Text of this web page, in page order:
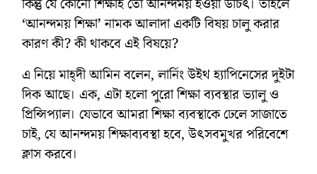
কিন্তু যে কোনো শিক্ষাই তো আনন্দময় হওয়া উচিৎ। তাহলে
‘আনন্দময় শিক্ষা’ নামক আলাদা একটি বিষয় চালু করার
কারণ কী? কী থাকবে এই বিষয়ে?
এ নিয়ে মাহ্দী আমিন বলেন, লার্নিং উইথ হ্যাপিনেসের দুইটা
দিক আছে। এক, এটা হলো পুরো শিক্ষা ব্যবস্থার ভ্যালু ও
প্রিন্সিপ্যাল। যেভাবে আমরা শিক্ষা ব্যবস্থাকে ঢেলে সাজাতে
চাই, যে আনন্দময় শিক্ষাব্যবস্থা হবে, উৎসবমুখর পরিবেশে
ক্লাস করবে।